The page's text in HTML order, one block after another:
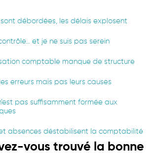
débordées, les délais explosent
et je ne suis pas serein
comptable manque de structure
erreurs mais pas leurs causes
pas suffisamment formée aux
absences déstabilisent la comptabilité
vous trouvé la bonne